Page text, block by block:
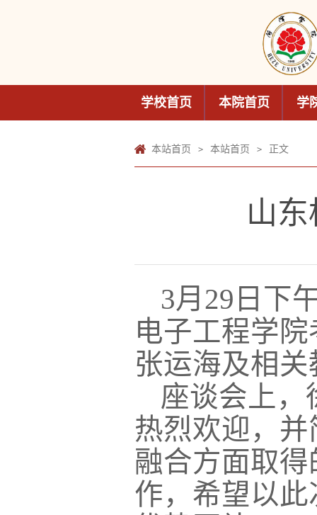
学校首页 本院首页 学
本站首页 > 本站首页 > 正文
山
3月 29 日下
电子工程学
张运海及相
座谈会上，
热烈欢迎，
融合方面取
作，希望以